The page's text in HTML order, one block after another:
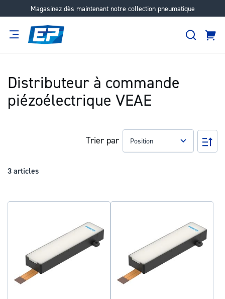
Magasinez dès maintenant notre collection pneumatique
Aller
Distributeur à commande
piézoélectrique VEAE
3 articles
Trier par
Par